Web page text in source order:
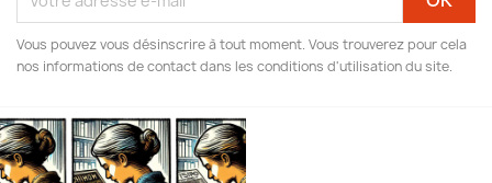
Vous pouvez vous désinscrire à tout moment. Vous trouverez pour cela
nos informations de contact dans les conditions d'utilisation du site.